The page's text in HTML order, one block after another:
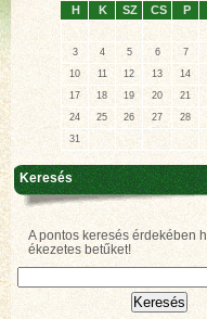
H
K SZ CS P
3
4 5 6 7
10
11 12 13 14
17
18 19 20 21
24
25 26 27 28
31
Keresés
A pontos keresés érdekében
ékezetes betűket!